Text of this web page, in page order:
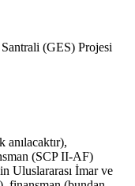
(GES) Projesi
(SCP II-AF)
Uluslararası İmar ve